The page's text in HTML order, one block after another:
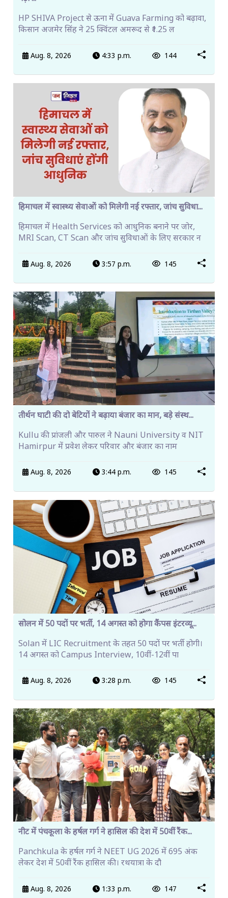
HP SHIVA Project से ऊना में Guava Farming को बढ़ावा,
किसान अजमेर सिंह ने 25 क्विंटल अमरूद से ₹1.25 ल
Aug. 8, 2026 4:33 p.m. 144
हिमाचल में स्वास्थ्य सेवाओं को मिलेगी नई रफ्तार, जांच सुविधा...
हिमाचल में Health Services को आधुनिक बनाने पर जोर,
MRI Scan, CT Scan और जांच सुविधाओं के लिए सरकार न
Aug. 8, 2026 3:57 p.m. 145
तीर्थन घाटी की दो बेटियों ने बढ़ाया बंजार का मान, बड़े संस्थ...
Kullu की प्रांजली और पारुल ने Nauni University व NIT
Hamirpur में प्रवेश लेकर परिवार और बंजार का नाम
Aug. 8, 2026 3:44 p.m. 145
सोलन में 50 पदों पर भर्ती, 14 अगस्त को होगा कैंपस इंटरव्यू...
Solan में LIC Recruitment के तहत 50 पदों पर भर्ती होगी।
14 अगस्त को Campus Interview, 10वीं-12वीं पा
Aug. 8, 2026 3:28 p.m. 145
नीट में पंचकूला के हर्षल गर्ग ने हासिल की देश में 50वीं रैंक...
Panchkula के हर्षल गर्ग ने NEET UG 2026 में 695 अंक
लेकर देश में 50वीं रैंक हासिल की। रथयात्रा के दौ
Aug. 8, 2026 1:33 p.m. 147